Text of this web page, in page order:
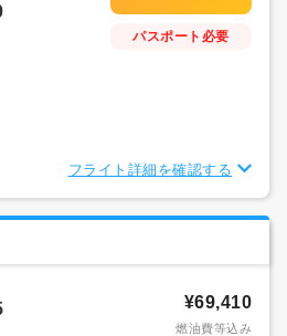
パスポート必要
フライト詳細を確認する
¥69,410
燃油費等込み